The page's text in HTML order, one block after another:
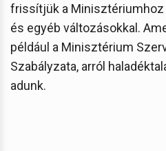
frissítjük a
és egyéb változásokkal.
például a Minisztérium
Szabályzata, arról
adunk.